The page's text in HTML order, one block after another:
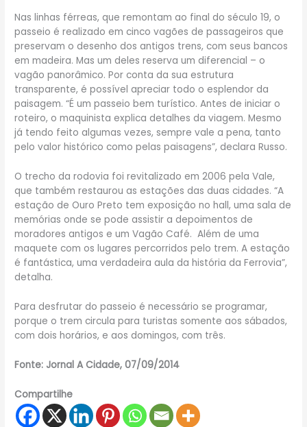
Nas linhas férreas, que remontam ao final do século 19, o
passeio é realizado em cinco vagões de passageiros que
preservam o desenho dos antigos trens, com seus bancos
em madeira. Mas um deles reserva um diferencial – o
vagão panorâmico. Por conta da sua estrutura
transparente, é possível apreciar todo o esplendor da
paisagem. “É um passeio bem turístico. Antes de iniciar o
roteiro, o maquinista explica detalhes da viagem. Mesmo
já tendo feito algumas vezes, sempre vale a pena, tanto
pelo valor histórico como pelas paisagens”, declara Russo.
O trecho da rodovia foi revitalizado em 2006 pela Vale,
que também restaurou as estações das duas cidades. “A
estação de Ouro Preto tem exposição no hall, uma sala de
memórias onde se pode assistir a depoimentos de
moradores antigos e um Vagão Café. Além de uma
maquete com os lugares percorridos pelo trem. A estação
é fantástica, uma verdadeira aula da história da Ferrovia”,
detalha.
Para desfrutar do passeio é necessário se programar,
porque o trem circula para turistas somente aos sábados,
com dois horários, e aos domingos, com três.
Fonte: Jornal A Cidade, 07/09/2014
Compartilhe